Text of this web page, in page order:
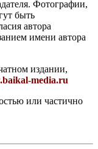
Фотографии,
быть
автора
имени автора
издании,
media.ru
или частично